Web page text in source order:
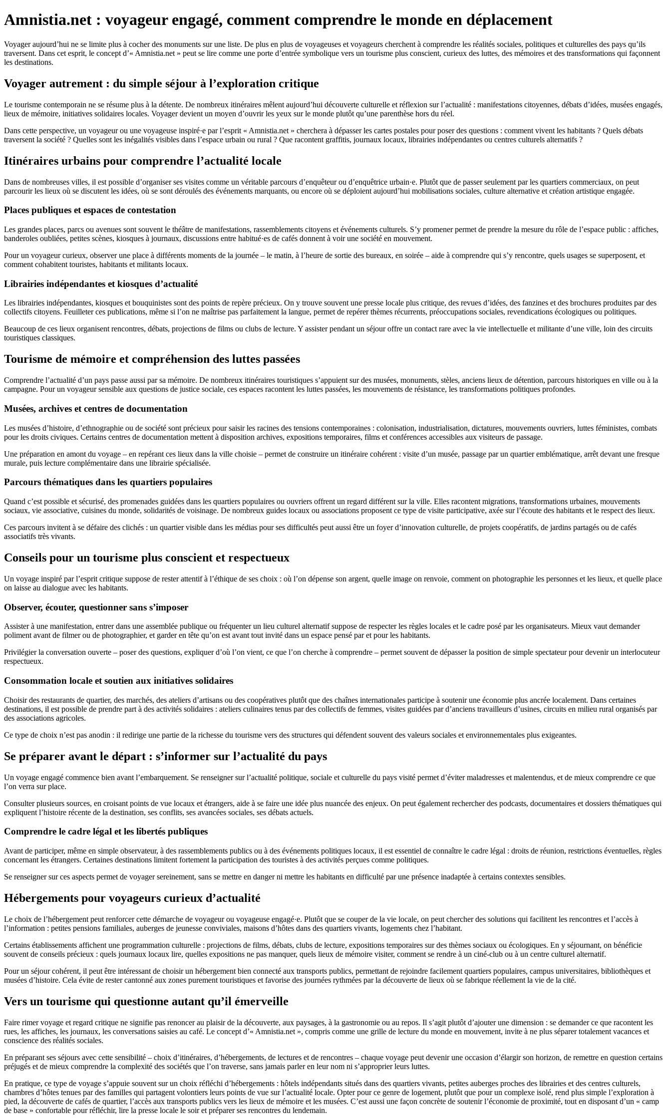
Amnistia.net : voyageur engagé, comment comprendre le monde en déplacement
Voyager aujourd’hui ne se limite plus à cocher des monuments sur une liste. De plus en plus de voyageuses et voyageurs cherchent à comprendre les réalités sociales, politiques et culturelles des pays qu’ils
traversent. Dans cet esprit, le concept d’« Amnistia.net » peut se lire comme une porte d’entrée symbolique vers un tourisme plus conscient, curieux des luttes, des mémoires et des transformations qui façonnent
les destinations.
Voyager autrement : du simple séjour à l’exploration critique
Le tourisme contemporain ne se résume plus à la détente. De nombreux itinéraires mêlent aujourd’hui découverte culturelle et réflexion sur l’actualité : manifestations citoyennes, débats d’idées, musées engagés,
lieux de mémoire, initiatives solidaires locales. Voyager devient un moyen d’ouvrir les yeux sur le monde plutôt qu’une parenthèse hors du réel.
Dans cette perspective, un voyageur ou une voyageuse inspiré·e par l’esprit « Amnistia.net » cherchera à dépasser les cartes postales pour poser des questions : comment vivent les habitants ? Quels débats
traversent la société ? Quelles sont les inégalités visibles dans l’espace urbain ou rural ? Que racontent graffitis, journaux locaux, librairies indépendantes ou centres culturels alternatifs ?
Itinéraires urbains pour comprendre l’actualité locale
Dans de nombreuses villes, il est possible d’organiser ses visites comme un véritable parcours d’enquêteur ou d’enquêtrice urbain·e. Plutôt que de passer seulement par les quartiers commerciaux, on peut
parcourir les lieux où se discutent les idées, où se sont déroulés des événements marquants, ou encore où se déploient aujourd’hui mobilisations sociales, culture alternative et création artistique engagée.
Places publiques et espaces de contestation
Les grandes places, parcs ou avenues sont souvent le théâtre de manifestations, rassemblements citoyens et événements culturels. S’y promener permet de prendre la mesure du rôle de l’espace public : affiches,
banderoles oubliées, petites scènes, kiosques à journaux, discussions entre habitué·es de cafés donnent à voir une société en mouvement.
Pour un voyageur curieux, observer une place à différents moments de la journée – le matin, à l’heure de sortie des bureaux, en soirée – aide à comprendre qui s’y rencontre, quels usages se superposent, et
comment cohabitent touristes, habitants et militants locaux.
Librairies indépendantes et kiosques d’actualité
Les librairies indépendantes, kiosques et bouquinistes sont des points de repère précieux. On y trouve souvent une presse locale plus critique, des revues d’idées, des fanzines et des brochures produites par des
collectifs citoyens. Feuilleter ces publications, même si l’on ne maîtrise pas parfaitement la langue, permet de repérer thèmes récurrents, préoccupations sociales, revendications écologiques ou politiques.
Beaucoup de ces lieux organisent rencontres, débats, projections de films ou clubs de lecture. Y assister pendant un séjour offre un contact rare avec la vie intellectuelle et militante d’une ville, loin des circuits
touristiques classiques.
Tourisme de mémoire et compréhension des luttes passées
Comprendre l’actualité d’un pays passe aussi par sa mémoire. De nombreux itinéraires touristiques s’appuient sur des musées, monuments, stèles, anciens lieux de détention, parcours historiques en ville ou à la
campagne. Pour un voyageur sensible aux questions de justice sociale, ces espaces racontent les luttes passées, les mouvements de résistance, les transformations politiques profondes.
Musées, archives et centres de documentation
Les musées d’histoire, d’ethnographie ou de société sont précieux pour saisir les racines des tensions contemporaines : colonisation, industrialisation, dictatures, mouvements ouvriers, luttes féministes, combats
pour les droits civiques. Certains centres de documentation mettent à disposition archives, expositions temporaires, films et conférences accessibles aux visiteurs de passage.
Une préparation en amont du voyage – en repérant ces lieux dans la ville choisie – permet de construire un itinéraire cohérent : visite d’un musée, passage par un quartier emblématique, arrêt devant une fresque
murale, puis lecture complémentaire dans une librairie spécialisée.
Parcours thématiques dans les quartiers populaires
Quand c’est possible et sécurisé, des promenades guidées dans les quartiers populaires ou ouvriers offrent un regard différent sur la ville. Elles racontent migrations, transformations urbaines, mouvements
sociaux, vie associative, cuisines du monde, solidarités de voisinage. De nombreux guides locaux ou associations proposent ce type de visite participative, axée sur l’écoute des habitants et le respect des lieux.
Ces parcours invitent à se défaire des clichés : un quartier visible dans les médias pour ses difficultés peut aussi être un foyer d’innovation culturelle, de projets coopératifs, de jardins partagés ou de cafés
associatifs très vivants.
Conseils pour un tourisme plus conscient et respectueux
Un voyage inspiré par l’esprit critique suppose de rester attentif à l’éthique de ses choix : où l’on dépense son argent, quelle image on renvoie, comment on photographie les personnes et les lieux, et quelle place
on laisse au dialogue avec les habitants.
Observer, écouter, questionner sans s’imposer
Assister à une manifestation, entrer dans une assemblée publique ou fréquenter un lieu culturel alternatif suppose de respecter les règles locales et le cadre posé par les organisateurs. Mieux vaut demander
poliment avant de filmer ou de photographier, et garder en tête qu’on est avant tout invité dans un espace pensé par et pour les habitants.
Privilégier la conversation ouverte – poser des questions, expliquer d’où l’on vient, ce que l’on cherche à comprendre – permet souvent de dépasser la position de simple spectateur pour devenir un interlocuteur
respectueux.
Consommation locale et soutien aux initiatives solidaires
Choisir des restaurants de quartier, des marchés, des ateliers d’artisans ou des coopératives plutôt que des chaînes internationales participe à soutenir une économie plus ancrée localement. Dans certaines
destinations, il est possible de prendre part à des activités solidaires : ateliers culinaires tenus par des collectifs de femmes, visites guidées par d’anciens travailleurs d’usines, circuits en milieu rural organisés par
des associations agricoles.
Ce type de choix n’est pas anodin : il redirige une partie de la richesse du tourisme vers des structures qui défendent souvent des valeurs sociales et environnementales plus exigeantes.
Se préparer avant le départ : s’informer sur l’actualité du pays
Un voyage engagé commence bien avant l’embarquement. Se renseigner sur l’actualité politique, sociale et culturelle du pays visité permet d’éviter maladresses et malentendus, et de mieux comprendre ce que
l’on verra sur place.
Consulter plusieurs sources, en croisant points de vue locaux et étrangers, aide à se faire une idée plus nuancée des enjeux. On peut également rechercher des podcasts, documentaires et dossiers thématiques qui
expliquent l’histoire récente de la destination, ses conflits, ses avancées sociales, ses débats actuels.
Comprendre le cadre légal et les libertés publiques
Avant de participer, même en simple observateur, à des rassemblements publics ou à des événements politiques locaux, il est essentiel de connaître le cadre légal : droits de réunion, restrictions éventuelles, règles
concernant les étrangers. Certaines destinations limitent fortement la participation des touristes à des activités perçues comme politiques.
Se renseigner sur ces aspects permet de voyager sereinement, sans se mettre en danger ni mettre les habitants en difficulté par une présence inadaptée à certains contextes sensibles.
Hébergements pour voyageurs curieux d’actualité
Le choix de l’hébergement peut renforcer cette démarche de voyageur ou voyageuse engagé·e. Plutôt que se couper de la vie locale, on peut chercher des solutions qui facilitent les rencontres et l’accès à
l’information : petites pensions familiales, auberges de jeunesse conviviales, maisons d’hôtes dans des quartiers vivants, logements chez l’habitant.
Certains établissements affichent une programmation culturelle : projections de films, débats, clubs de lecture, expositions temporaires sur des thèmes sociaux ou écologiques. En y séjournant, on bénéficie
souvent de conseils précieux : quels journaux locaux lire, quelles expositions ne pas manquer, quels lieux de mémoire visiter, comment se rendre à un ciné-club ou à un centre culturel alternatif.
Pour un séjour cohérent, il peut être intéressant de choisir un hébergement bien connecté aux transports publics, permettant de rejoindre facilement quartiers populaires, campus universitaires, bibliothèques et
musées d’histoire. Cela évite de rester cantonné aux zones purement touristiques et favorise des journées rythmées par la découverte de lieux où se fabrique réellement la vie de la cité.
Vers un tourisme qui questionne autant qu’il émerveille
Faire rimer voyage et regard critique ne signifie pas renoncer au plaisir de la découverte, aux paysages, à la gastronomie ou au repos. Il s’agit plutôt d’ajouter une dimension : se demander ce que racontent les
rues, les affiches, les journaux, les conversations saisies au café. Le concept d’« Amnistia.net », compris comme une grille de lecture du monde en mouvement, invite à ne plus séparer totalement vacances et
conscience des réalités sociales.
En préparant ses séjours avec cette sensibilité – choix d’itinéraires, d’hébergements, de lectures et de rencontres – chaque voyage peut devenir une occasion d’élargir son horizon, de remettre en question certains
préjugés et de mieux comprendre la complexité des sociétés que l’on traverse, sans jamais parler en leur nom ni s’approprier leurs luttes.
En pratique, ce type de voyage s’appuie souvent sur un choix réfléchi d’hébergements : hôtels indépendants situés dans des quartiers vivants, petites auberges proches des librairies et des centres culturels,
chambres d’hôtes tenues par des familles qui partagent volontiers leurs points de vue sur l’actualité locale. Opter pour ce genre de logement, plutôt que pour un complexe isolé, rend plus simple l’exploration à
pied, la découverte de cafés de quartier, l’accès aux transports publics vers les lieux de mémoire et les musées. C’est aussi une façon concrète de soutenir l’économie de proximité, tout en disposant d’un « camp
de base » confortable pour réfléchir, lire la presse locale le soir et préparer ses rencontres du lendemain.